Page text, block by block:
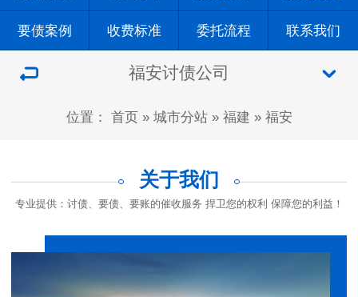
要债案例 收费标准 委托流程 联系我们
福安讨债公司
位置： 首页» 城市分站» 福建 » 福安
关于我们
专业提供：讨债、要债、要账的催收服务 捍卫您的权利 保障您的利益！